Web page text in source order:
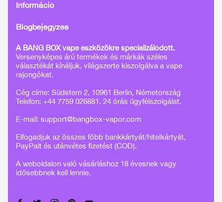
Információ
Blogbejegyzés
A BANG BOX vape eszközökre specializálódott.
Versenyképes árú termékek és márkák széles
választékát kínáljuk, világszerte kiszolgálva a vape
rajongókat.
Cég címe: Südstern 2, 10961 Berlin, Németország
Telefon: +44 7759 026881. 24 órás ügyfélszolgálat.
E-mail: support@bangbox-vapor.com
Elfogadjuk az összes főbb bankkártyát/hitelkártyát,
PayPalt és utánvétes fizetést (COD).
A weboldalon való vásárláshoz 18 évesnek vagy
idősebbnek kell lennie.